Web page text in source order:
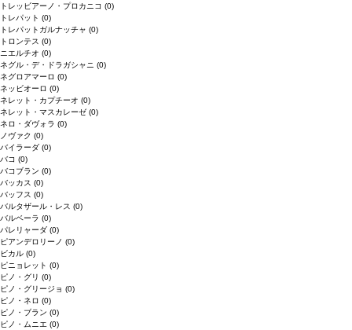
トレッビアーノ・プロカニコ (0)
トレパット (0)
トレパットガルナッチャ (0)
トロンテス (0)
ニエルチオ (0)
ネグル・デ・ドラガシャニ (0)
ネグロアマーロ (0)
ネッビオーロ (0)
ネレット・カプチーオ (0)
ネレット・マスカレーゼ (0)
ネロ・ダヴォラ (0)
ノヴァク (0)
バイラーダ (0)
バコ (0)
バコブラン (0)
バッカス (0)
バッフス (0)
バルタザール・レス (0)
バルベーラ (0)
パレリャーダ (0)
ピアンデロリーノ (0)
ビカル (0)
ピニョレット (0)
ピノ・グリ (0)
ピノ・グリージョ (0)
ピノ・ネロ (0)
ピノ・ブラン (0)
ピノ・ムニエ (0)